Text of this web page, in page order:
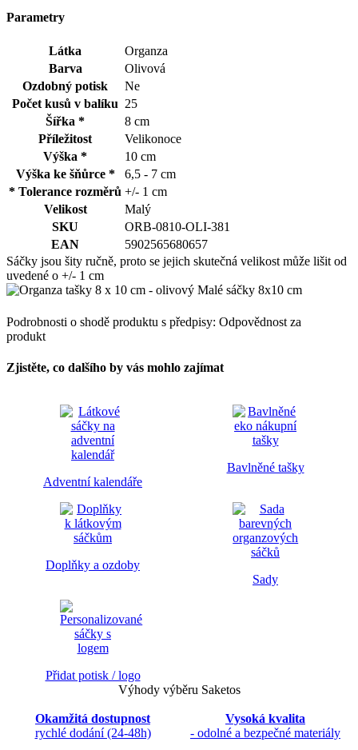
Parametry
Látka
Organza
Barva
Olivová
Ozdobný potisk
Ne
Počet kusů v balíku 25
Šířka *
8 cm
Příležitost
Velikonoce
Výška *
10 cm
Výška ke šňůrce *
6,5 - 7 cm
* Tolerance rozměrů +/- 1 cm
Velikost
Malý
SKU
ORB-0810-OLI-381
EAN
5902565680657
Sáčky jsou šity ručně, proto se jejich skutečná velikost může lišit od
uvedené o +/- 1 cm
Podrobnosti o shodě produktu s předpisy: Odpovědnost za
produkt
Zjistěte, co dalšího by vás mohlo zajímat
Adventní kalendáře
Bavlněné tašky
Doplňky a ozdoby
Sady
Přidat potisk / logo
Výhody výběru Saketos
Okamžitá dostupnost
rychlé dodání (24-48h)
Vysoká kvalita
- odolné a bezpečné materiály